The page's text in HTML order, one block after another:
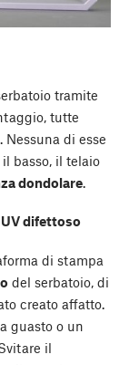
tramite
tutte
Nessuna di esse
basso, il telaio
dondolare.
difettoso
di stampa
del serbatoio, di
creato affatto.
guasto o un
il